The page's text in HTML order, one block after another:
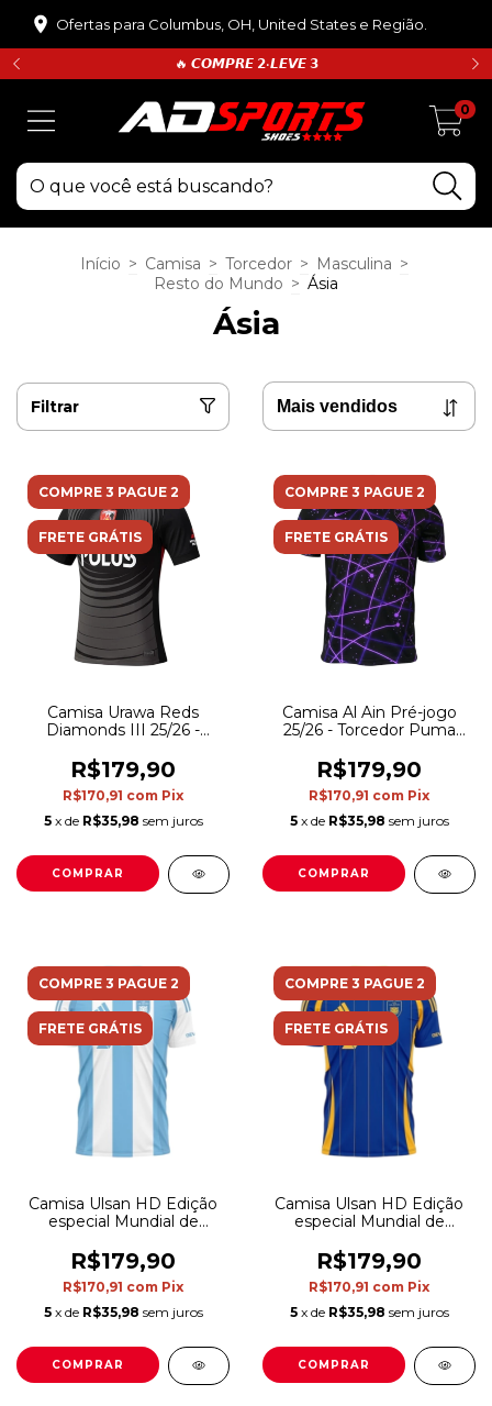
Ofertas para Columbus, OH, United States e Região.
🔥 𝘾𝙊𝙈𝙋𝙍𝙀 𝟮•𝙇𝙀𝙑𝙀 𝟯
0
Início > Camisa > Torcedor > Masculina >
Resto do Mundo > Ásia
Ásia
Filtrar
COMPRE 3 PAGUE 2
FRETE GRÁTIS
Camisa Urawa Reds
Diamonds III 25/26 -
Preta
R$179,90
R$170,91 com Pix
5 x de R$35,98 sem juros
COMPRAR
COMPRE 3 PAGUE 2
FRETE GRÁTIS
Camisa Al Ain Pré-jogo
25/26 - Torcedor Puma
detalhes em roxo
R$179,90
R$170,91 com Pix
5 x de R$35,98 sem juros
COMPRAR
COMPRE 3 PAGUE 2
FRETE GRÁTIS
Camisa Ulsan HD Edição
especial Mundial de
Adidas Masculina - Branca
e azul
R$179,90
R$170,91 com Pix
5 x de R$35,98 sem juros
COMPRAR
COMPRE 3 PAGUE 2
FRETE GRÁTIS
Camisa Ulsan HD Edição
especial Mundial de
Adidas Masculina - Azul e
amarela
R$179,90
R$170,91 com Pix
5 x de R$35,98 sem juros
COMPRAR